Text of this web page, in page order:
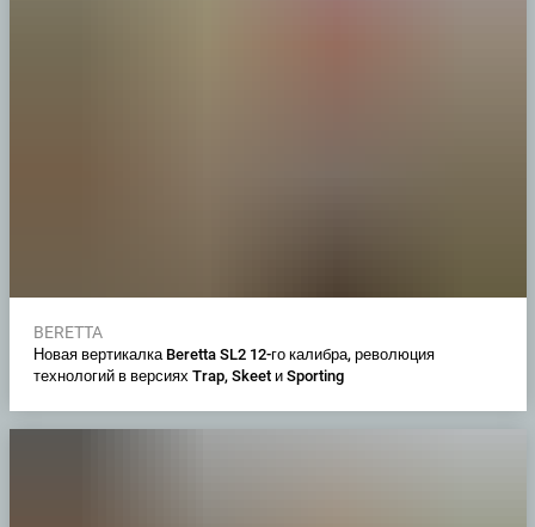
BERETTA
Новая вертикалка Beretta SL2 12-го калибра, революция
технологий в версиях Trap, Skeet и Sporting